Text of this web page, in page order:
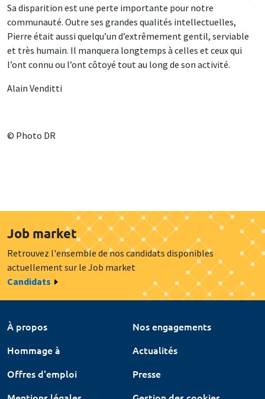
Sa disparition est une perte importante pour notre
communauté. Outre ses grandes qualités intellectuelles,
Pierre était aussi quelqu’un d’extrêmement gentil, serviable
et très humain. Il manquera longtemps à celles et ceux qui
l’ont connu ou l’ont côtoyé tout au long de son activité.
Alain Venditti
© Photo DR
Job market
Retrouvez l'ensemble de nos candidats disponibles
actuellement sur le Job market
Candidats
À propos
Nos engagements
Hommage à
Actualités
Offres d'emploi
Presse